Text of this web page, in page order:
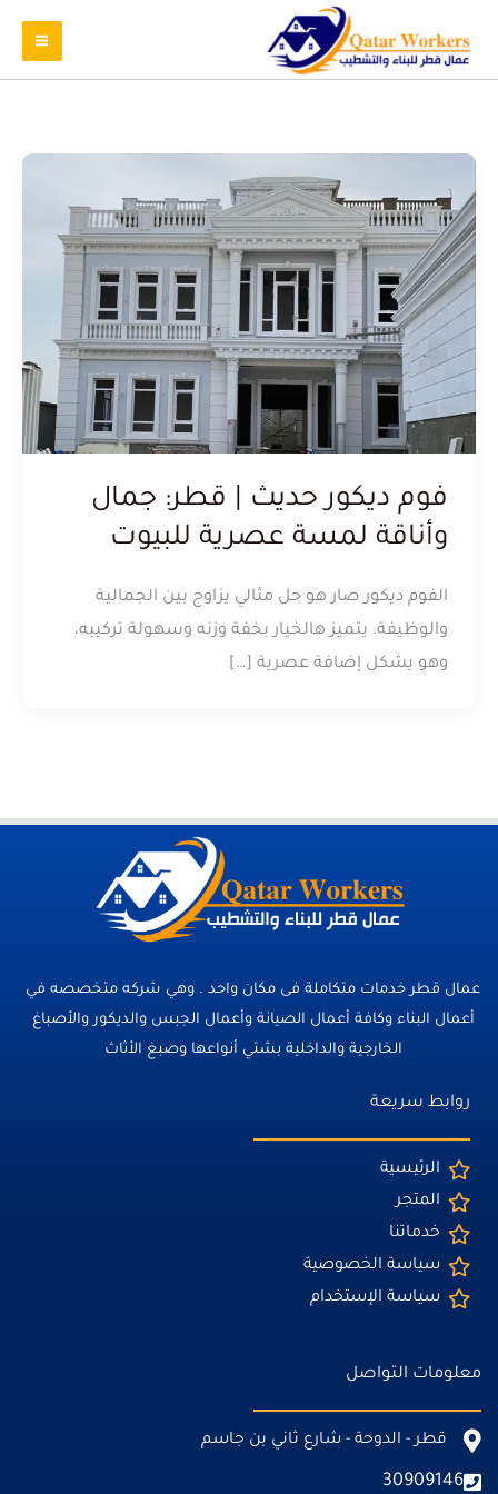
فوم ديكور حديث | قطر: جمال
وأناقة لمسة عصرية للبيوت
الفوم ديكور صار هو حل مثالي يزاوج بين الجمالية
والوظيفة. يتميز هالخيار بخفة وزنه وسهولة تركيبه،
وهو يشكل إضافة عصرية […]
عمال قطر خدمات متكاملة فى مكان واحد . وهي شركه متخصصه في
أعمال البناء وكافة أعمال الصيانة وأعمال الجبس والديكور والأصباغ
الخارجية والداخلية بشتي أنواعها وصبغ الأثاث
روابط سريعة
الرئيسية
المتجر
خدماتنا
سياسة الخصوصية
سياسة الإستخدام
معلومات التواصل
قطر - الدوحة - شارع ثاني بن جاسم
30909146